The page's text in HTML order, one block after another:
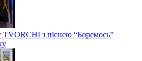
з піснею “Боремось”